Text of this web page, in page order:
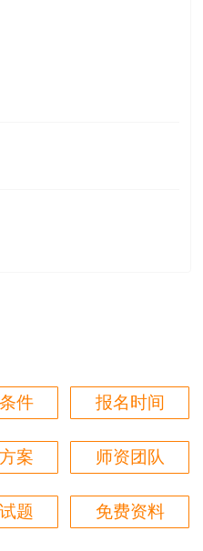
技术。运用主要化工
能和急救知识，编制相
案，了解各类应急器材
配备的应急救援器材的
灾危险性和采取的火灾
、工作原理、适用对
和设施配备要求，以及
册安全工程师考试大
求上升 住建部要求必
年安全考试是否安全？
料还多
，对小白很友好
其他安全，还是选择网
件 报名时间
案 师资团队
题 免费资料